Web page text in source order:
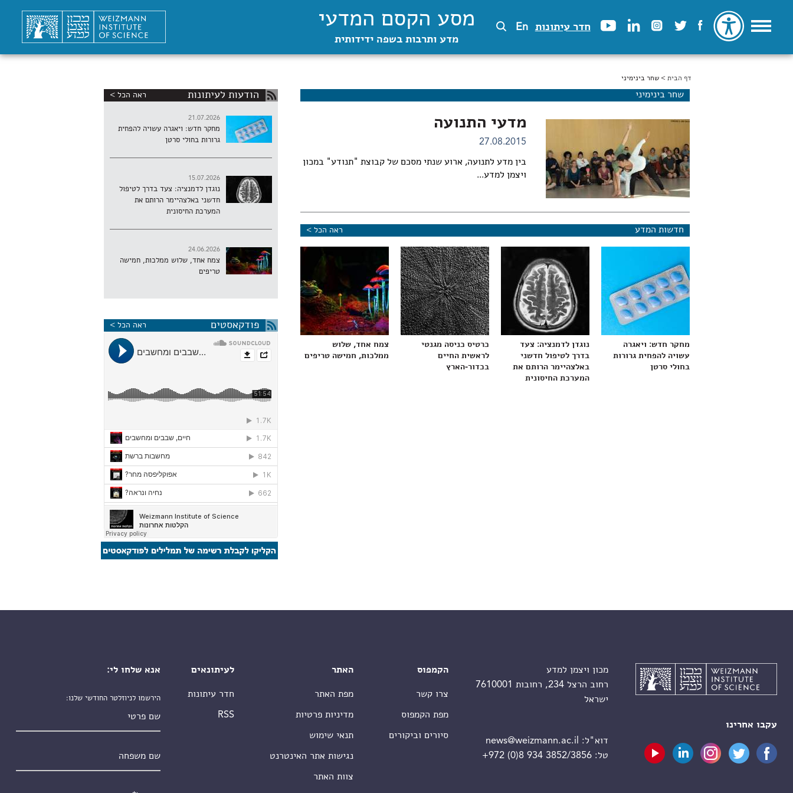
חדר עיתונות En מסע הקסם המדעי
מדע ותרבות בשפה ידידותית
הינך נמצא כאן
דף הבית > שחר בינימיני
שחר בינימיני
מדעי התנועה
27.08.2015
בין מדע לתנועה, ארוע שנתי מסכם של קבוצת "תנודע" במכון
ויצמן למדע...
חדשות המדע ראה הכל >
מחקר חדש: ויאגרה
עשויה להפחית גרורות
בחולי סרטן
נוגדן לדמנציה: צעד
בדרך לטיפול חדשני
באלצהיימר הרותם את
המערכת החיסונית
כרטיס כניסה מגנטי
לראשית החיים
בכדור-הארץ
צמח אחד, שלוש
ממלכות, חמישה טריפים
הודעות לעיתונות ראה הכל >
21.07.2026
מחקר חדש: ויאגרה עשויה להפחית
גרורות בחולי סרטן
15.07.2026
נוגדן לדמנציה: צעד בדרך לטיפול
חדשני באלצהיימר הרותם את
המערכת החיסונית
24.06.2026
צמח אחד, שלוש ממלכות, חמישה
טריפים
פודקאסטים ראה הכל >
עקבו אחרינו
מכון ויצמן למדע
רחוב הרצל 234, רחובות 7610001
ישראל
דוא"ל:
news@weizmann.ac.il
טל:+972 (0)8 934 3852/3856
הקמפוס
צרו קשר
מפת הקמפוס
סיורים וביקורים
האתר
מפת האתר
מדיניות פרטיות
תנאי שימוש
נגישות אתר האינטרנט
צוות האתר
לעיתונאים
חדר עיתונות
RSS
אנא שלחו לי:
הירשמו לניוזלטר החודשי שלנו: